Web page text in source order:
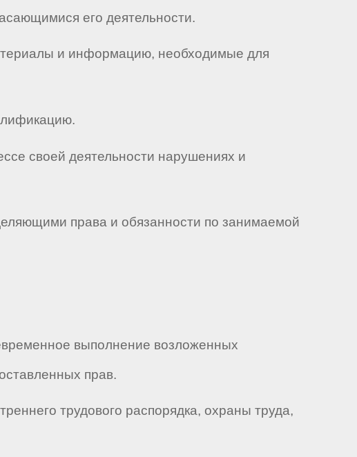
его деятельности.
и информацию, необходимые для
своей деятельности нарушениях и
права и обязанности по занимаемой
выполнение возложенных
прав.
трудового распорядка, охраны труда,